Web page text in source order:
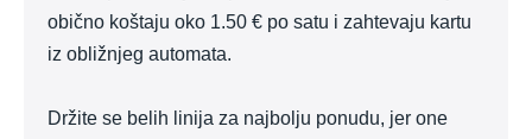
obično koštaju oko 1.50 € po satu i zahtevaju kartu
iz obližnjeg automata.
Držite se belih linija za najbolju ponudu, jer one